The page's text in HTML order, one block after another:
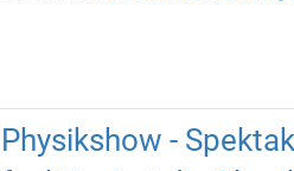
Physikshow -